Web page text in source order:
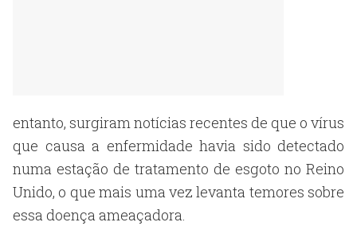
entanto, surgiram notícias recentes de que o vírus
que causa a enfermidade havia sido detectado
numa estação de tratamento de esgoto no Reino
Unido, o que mais uma vez levanta temores sobre
essa doença ameaçadora.